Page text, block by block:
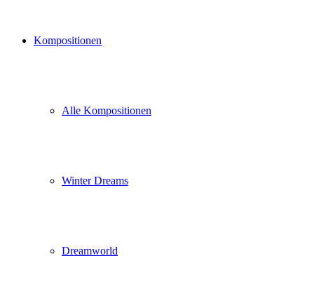
Kompositionen
Alle Kompositionen
Winter Dreams
Dreamworld